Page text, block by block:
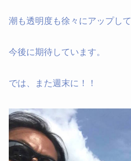
潮も透明度も徐々にアップして
今後に期待しています。
では、また週末に！！